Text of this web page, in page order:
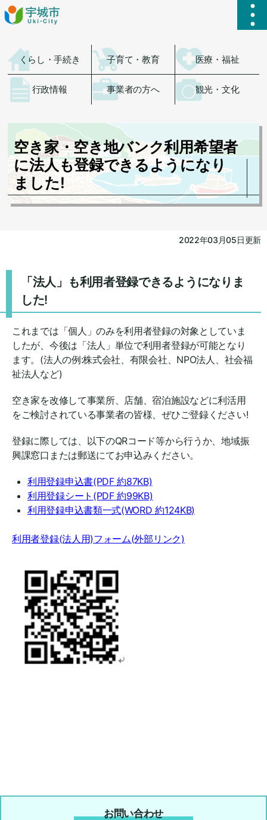
ハ
くらし・手続き 子育て・教育 医療・福祉
行政情報 事業者の方へ 観光・文化
空き家・空き地バンク利用希望者
に法人も登録できるようになり
ました!
2022年03月05日更新
「法人」も利用者登録できるようになりま
した!
これまでは「個人」のみを利用者登録の対象としていま
したが、今後は「法人」単位で利用者登録が可能となり
ます。(法人の例:株式会社、有限会社、NPO法人、社会福
祉法人など)
空き家を改修して事業所、店舗、宿泊施設などに利活用
をご検討されている事業者の皆様、ぜひご登録ください!
登録に際しては、以下のQRコード等から行うか、地域振
興課窓口または郵送にてお申込みください。
利用登録申込書(PDF 約87KB)
利用登録シート(PDF 約99KB)
利用登録申込書類一式(WORD 約124KB)
利用者登録(法人用)フォーム(外部リンク)
お問い合わせ